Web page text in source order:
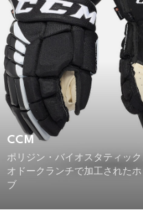
CCM
ポリジン・バイオスタティック
オドークランチで加工された
ブ